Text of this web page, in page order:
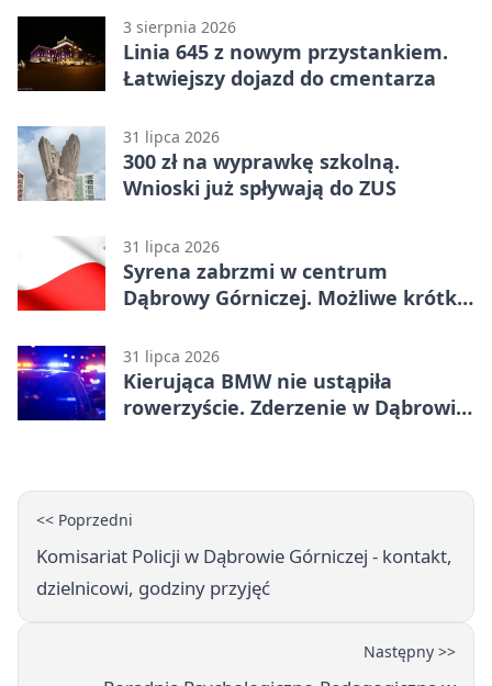
3 sierpnia 2026
Linia 645 z nowym przystankiem.
Łatwiejszy dojazd do cmentarza
31 lipca 2026
300 zł na wyprawkę szkolną.
Wnioski już spływają do ZUS
31 lipca 2026
Syrena zabrzmi w centrum
Dąbrowy Górniczej. Możliwe krótkie
31 lipca 2026
Kierująca BMW nie ustąpiła
rowerzyście. Zderzenie w Dąbrowie
<< Poprzedni
Komisariat Policji w Dąbrowie Górniczej - kontakt,
dzielnicowi, godziny przyjęć
Następny >>